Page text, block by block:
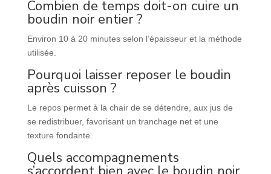
Combien de temps doit-on cuire un
boudin noir entier ?
Environ 10 à 20 minutes selon l’épaisseur et la méthode
utilisée.
Pourquoi laisser reposer le boudin
après cuisson ?
Le repos permet à la chair de se détendre, aux jus de
se redistribuer, favorisant un tranchage net et une
texture fondante.
Quels accompagnements